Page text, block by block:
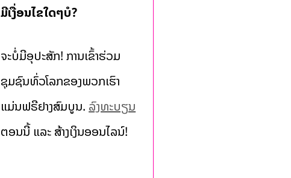
ມີເງື່ອນໄຂໃດໆບໍ?
ຈະບໍ່ມີອຸປະສັກ! ການເຂົ້າຮ່ວມ
ຊຸມຊົນທົ່ວໂລກຂອງພວກເຮົາ
ແມ່ນຟຣີຢ່າງສົມບູນ.ລົງທະບຽນ
ຕອນນີ້ ແລະ ສ້າງເງິນອອນໄລນ໌!